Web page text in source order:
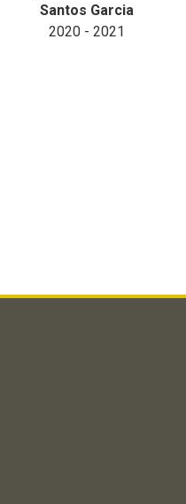
Santos Garcia
2020 - 2021